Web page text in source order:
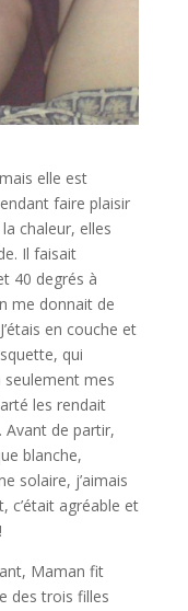
elle est
faire plaisir
chaleur, elles
Il faisait
40 degrés à
me donnait de
en couche et
qui
seulement mes
les rendait
Avant de partir,
blanche,
solaire, j’aimais
c’était agréable et
Maman fit
des trois filles